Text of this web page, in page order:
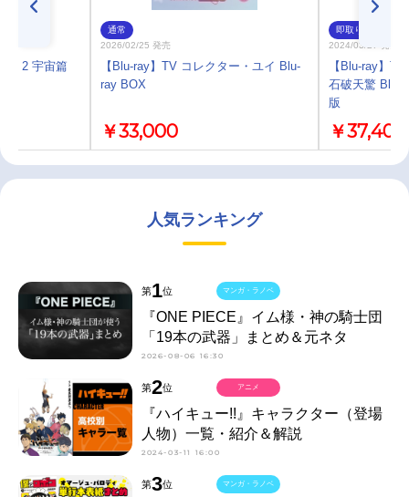
2 宇宙篇
通常
2026/02/25 発売
【Blu-ray】TV コレクター・ユイ Blu-
ray BOX
￥33,000
即取り
2024/03/27 発売
【Blu-ray】
石破天驚 Blu-
版
￥37,400
人気ランキング
第1位
『ONE PIECE』イム様・神の騎士団
「19本の武器」まとめ＆元ネタ
2026-08-06 16:30
マンガ・ラノベ
第2位
『ハイキュー!!』キャラクター（登場
人物）一覧・紹介＆解説
2024-03-11 16:00
アニメ
第3位 マンガ・ラノベ